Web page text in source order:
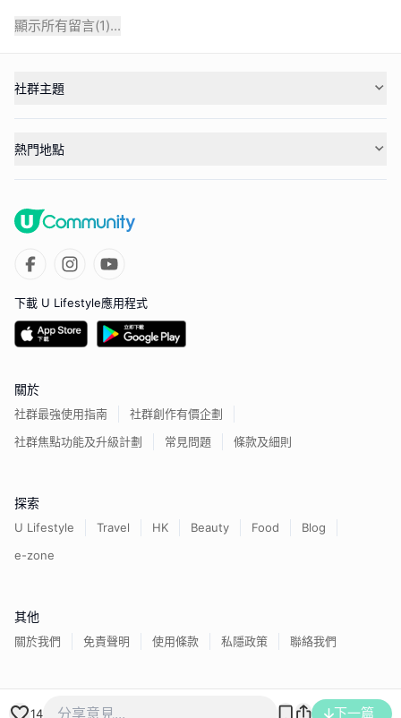
顯示所有留言(1)...
14 下一篇
社群主題
熱門地點
下載 U Lifestyle應用程式
關於
社群最強使用指南
社群創作有價企劃
社群焦點功能及升級計劃
常見問題 條款及細則
探索
U Lifestyle Travel HK Beauty Food
Blog
e-zone
其他
關於我們 免責聲明 使用條款 私隱政策 聯絡我們
香港經濟日報版權所有©